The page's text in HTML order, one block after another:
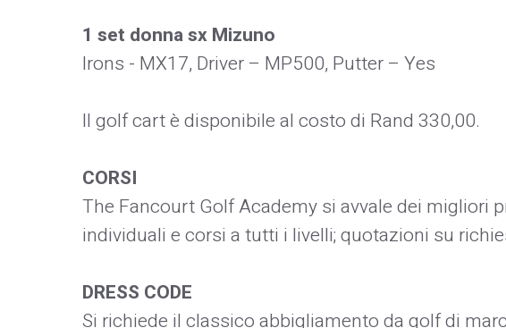
1 set donna sx Mizuno
Irons - MX17, Driver – MP500, Putter – Yes
Il golf cart è disponibile al costo di Rand 330,00.
CORSI
The Fancourt Golf Academy si avvale dei migliori
individuali e corsi a tutti i livelli; quotazioni su
DRESS CODE
Si richiede il classico abbigliamento da golf di